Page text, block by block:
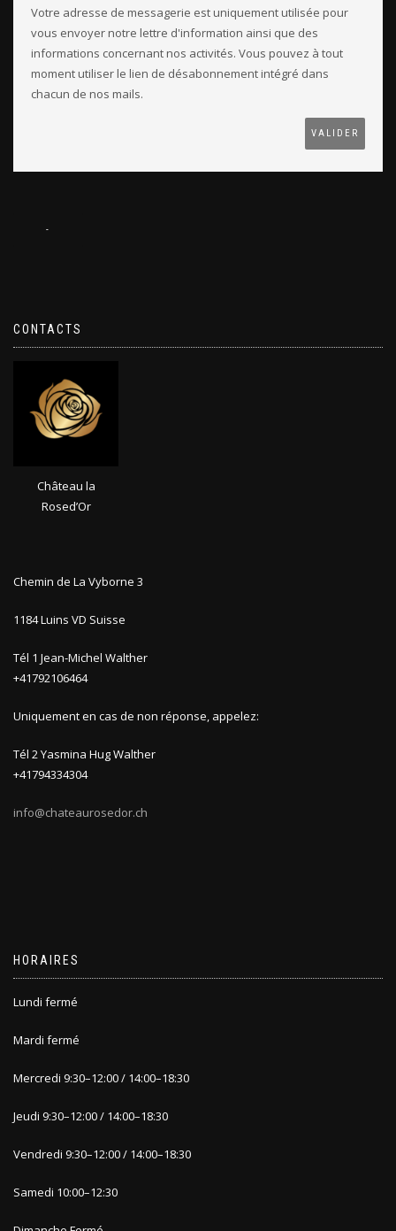
Votre adresse de messagerie est uniquement utilisée pour
vous envoyer notre lettre d'information ainsi que des
informations concernant nos activités. Vous pouvez à tout
moment utiliser le lien de désabonnement intégré dans
chacun de nos mails.
CONTACTS
Château la
Rosed’Or
Chemin de La Vyborne 3
1184 Luins VD Suisse
Tél 1 Jean-Michel Walther
+41792106464
Uniquement en cas de non réponse, appelez:
Tél 2 Yasmina Hug Walther
+41794334304
info@chateaurosedor.ch
HORAIRES
Lundi fermé
Mardi fermé
Mercredi 9:30–12:00 / 14:00–18:30
Jeudi 9:30–12:00 / 14:00–18:30
Vendredi 9:30–12:00 / 14:00–18:30
Samedi 10:00–12:30